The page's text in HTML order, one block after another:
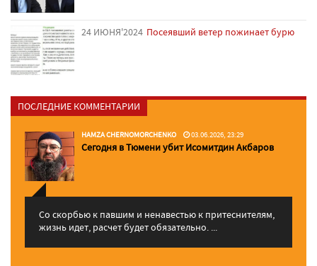
24 ИЮНЯ'2024 Посеявший ветер пожинает бурю
ПОСЛЕДНИЕ КОММЕНТАРИИ
HAMZA CHERNOMORCHENKO 03.06.2026, 23:29
Сегодня в Тюмени убит Исомитдин Акбаров
Со скорбью к павшим и ненавестью к притеснителям,
жизнь идет, расчет будет обязательно. ...